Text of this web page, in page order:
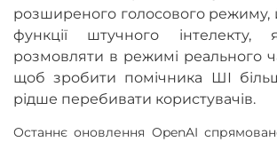
розширеного голосового режиму,
функції штучного інтелекту,
розмовляти в режимі реального
щоб зробити помічника ШІ
рідше перебивати користувачів.
Останнє оновлення OpenAI